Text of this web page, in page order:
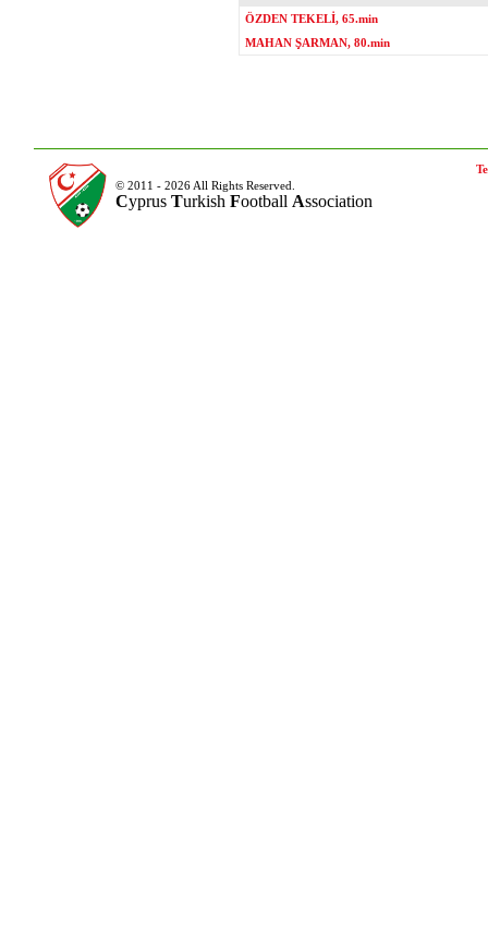
ÖZDEN TEKELİ, 65.min
MAHAN ŞARMAN, 80.min
© 2011 - 2026 All Rights Reserved.
Cyprus Turkish Football Association